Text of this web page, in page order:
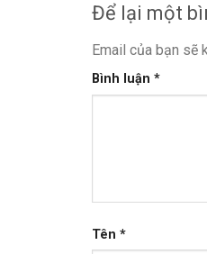
Để lại một
Email của bạn sẽ
Bình luận *
Tên *